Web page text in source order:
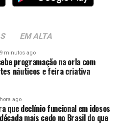
EM ALTA
minutos ago
programação na orla com
náuticos e feira criativa
ago
que declínio funcional em idosos
mais cedo no Brasil do que